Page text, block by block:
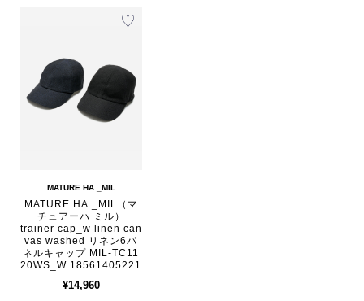
MATURE HA._MIL
MATURE HA._MIL（マ
チュアーハ ミル）
trainer cap_w linen can
vas washed リネン6パ
ネルキャップ MIL-TC11
20WS_W 18561405221
¥14,960